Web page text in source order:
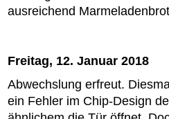
ausreichend
Freitag, 12. Januar 2018
Abwechslung erfreut.
ein Fehler im Chip-Design